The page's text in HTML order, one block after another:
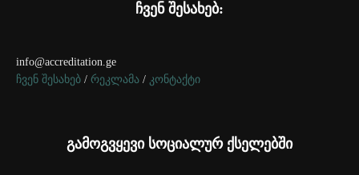
ჩვენ შესახებ:
info@accreditation.ge
ჩვენ შესახებ / რეკლამა / კონტაქტი
გამოგვყევი სოციალურ ქსელებში